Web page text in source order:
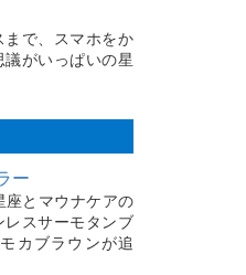
で、スマホをか
がいっぱいの星
ー
座とマウナケアの
スサーモタンブ
カブラウンが追